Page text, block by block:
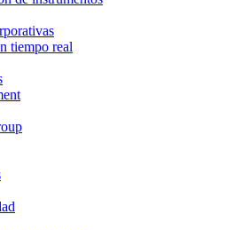
tiempo real